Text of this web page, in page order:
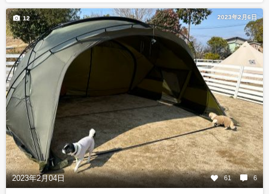
2023年2月6日
2023年2月04日 61 6
12